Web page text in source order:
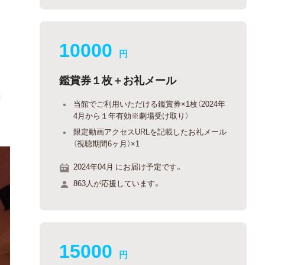
10000 円
鑑賞券１枚＋お礼メール
当館でご利用いただける鑑賞券×1枚（2024年
4月から１年有効※劇場受け取り）
限定動画アクセスURLを記載したお礼メール
（視聴期間6ヶ月）×1
2024年04月 にお届け予定です。
863人が応援しています。
15000 円